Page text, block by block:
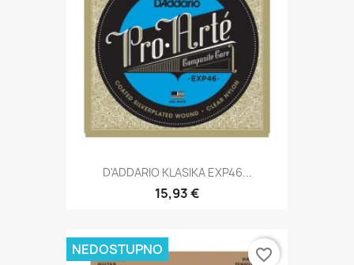
D'ADDARIO KLASIKA EXP46...
15,93 €
NEDOSTUPNO favorite_border